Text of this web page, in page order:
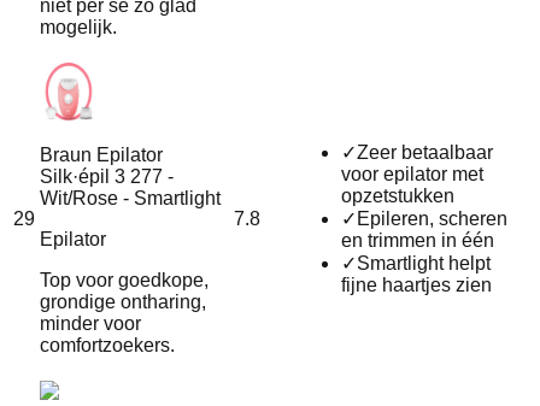
niet per se zo glad
mogelijk.
29
Braun Epilator
Silk·épil 3 277 -
Wit/Rose - Smartlight
Epilator
Top voor goedkope,
grondige ontharing,
minder voor
comfortzoekers.
7.8
✓Zeer betaalbaar
voor epilator met
opzetstukken
✓ Epileren, scheren
en trimmen in één
✓Smartlight helpt
fijne haartjes zien